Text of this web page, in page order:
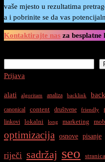
vaše mjesto u rezultatima
a i pobrinite se da vas
Kontaktirajte nas za besplatne
Prijava
alati algoritam analiza backlink
canonical content društvene friendly
linkovi lokalni long marketing
optimizacija osnove pisanje
riječi sadržaj seo stranica